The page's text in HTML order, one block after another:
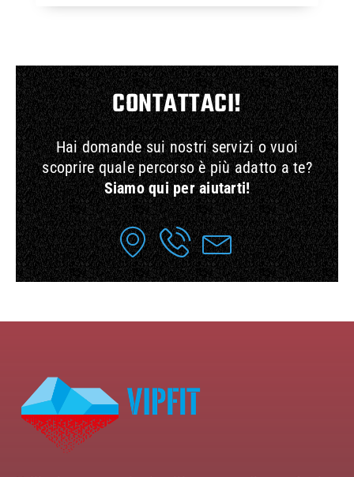
CONTATTACI!
Hai domande sui nostri servizi o vuoi
scoprire quale percorso è più adatto a te?
Siamo qui per aiutarti!